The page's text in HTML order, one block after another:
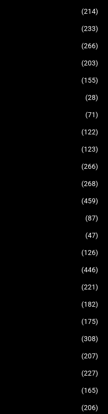
(214)
(233)
(266)
(203)
(155)
(28)
(71)
(122)
(123)
(266)
(268)
(459)
(87)
(47)
(126)
(446)
(221)
(182)
(175)
(308)
(207)
(227)
(165)
(206)